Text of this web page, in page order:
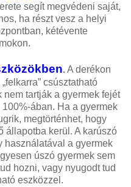
segít megvédeni saját,
ha részt vesz a helyi
kétévente
.A derékon
csúsztatható
tartják a gyermek fejét
ában. Ha a gyermek
megtörténhet, hogy
állapotba kerül. A karúszó
használatával a gyermek
úszó gyermek sem
hozni, vagy nyugodt tud
eszközzel.